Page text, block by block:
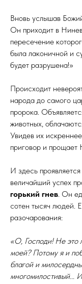
Вновь услышав
Он приходит в
пересечение
была лаконичной и
будет разрушена!»
Происходит
народа до самого
пророка.
животных,
Увидев их
приговор и
И здесь
величайший успех
горький гнев. Он
сотен тысяч людей.
разочарования:
«О, Господи! Не это
моей? Потому я и
благой и
многомилостивый...